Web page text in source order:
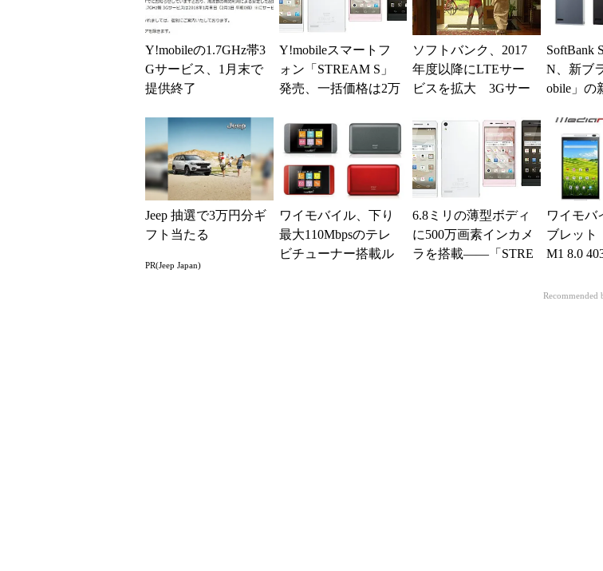
Y!mobileの1.7GHz帯3
Gサービス、1月末で
提供終了
Y!mobileスマートフ
ォン「STREAM S」
発売、一括価格は2万
ソフトバンク、2017
年度以降にLTEサー
ビスを拡大 3Gサー
了へ
SoftBank
N、新ブ
obile」の
テ...
Jeep 抽選で3万円分ギ
フト当たる
PR(Jeep Japan)
ワイモバイル、下り
最大110Mbpsのテレ
ビチューナー搭載ル
6.8ミリの薄型ボディ
に500万画素インカメ
ラを搭載――「STRE
ワイモバ
ブレット
M1 8.0
Recommended